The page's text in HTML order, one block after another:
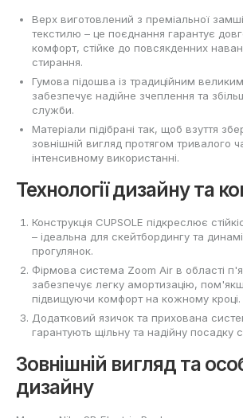
Верх виготовлений з преміальної
текстилю – це поєднання гарантує
комфорт, стійке до повсякденних
стирання.
Гумова підошва із традиційним
забезпечує надійне зчеплення та
служби.
Матеріали підібрані так, щоб взуття
зовнішній вигляд протягом тривалого
інтенсивному використанні.
Технології дизайну та
Конструкція CUPSOLE підкреслює
– ідеальна для скейтбордингу та
прогулянок.
Фірмова система Zoom Air в області
забезпечує легку амортизацію,
підвищуючи комфорт на кожному кроці.
Додатковий язичок та прихована
гарантують щільну та надійну посадку
Зовнішній вигляд та
дизайну